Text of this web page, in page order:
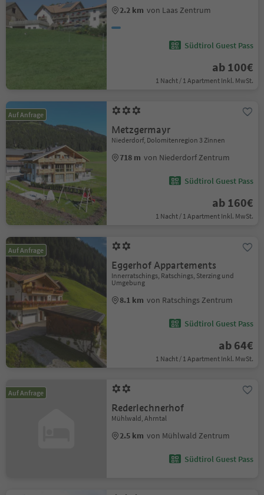
2.2 km von Laas Zentrum
Südtirol Guest Pass
ab 100€
1 Nacht / 1 Apartment Inkl. MwSt.
Auf Anfrage
Metzgermayr
Niederdorf, Dolomitenregion 3 Zinnen
718 m von Niederdorf Zentrum
Südtirol Guest Pass
ab 160€
1 Nacht / 1 Apartment Inkl. MwSt.
Auf Anfrage
Eggerhof Appartements
Innerratschings, Ratschings, Sterzing und
Umgebung
8.1 km von Ratschings Zentrum
Südtirol Guest Pass
ab 64€
1 Nacht / 1 Apartment Inkl. MwSt.
Auf Anfrage
Rederlechnerhof
Mühlwald, Ahrntal
2.5 km von Mühlwald Zentrum
Südtirol Guest Pass